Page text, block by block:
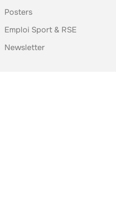
Posters
Emploi Sport & RSE
Newsletter